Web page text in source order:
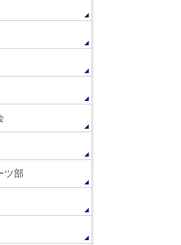
ツ部